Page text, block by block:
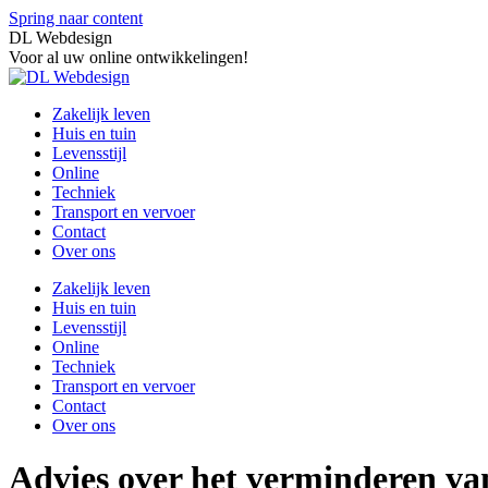
Spring naar content
DL Webdesign
Voor al uw online ontwikkelingen!
Zakelijk leven
Huis en tuin
Levensstijl
Online
Techniek
Transport en vervoer
Contact
Over ons
Zakelijk leven
Huis en tuin
Levensstijl
Online
Techniek
Transport en vervoer
Contact
Over ons
Advies over het verminderen